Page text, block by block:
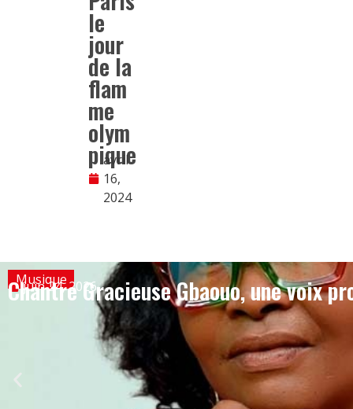
le
jour
de la
flam
me
olym
pique
avril
16,
2024
Musique
juin 24, 2026
Chantre Gracieuse Gbaouo, une voix